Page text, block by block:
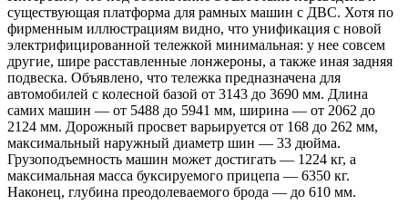
существующая платформа для рамных машин с ДВС. Хотя по
фирменным иллюстрациям видно, что унификация с новой
электрифицированной тележкой минимальная: у нее совсем
другие, шире расставленные лонжероны, а также иная задняя
подвеска. Объявлено, что тележка предназначена для
автомобилей с колесной базой от 3143 до 3690 мм. Длина
самих машин — от 5488 до 5941 мм, ширина — от 2062 до
2124 мм. Дорожный просвет варьируется от 168 до 262 мм,
максимальный наружный диаметр шин — 33 дюйма.
Грузоподъемность машин может достигать — 1224 кг, а
максимальная масса буксируемого прицепа — 6350 кг.
Наконец, глубина преодолеваемого брода — до 610 мм.